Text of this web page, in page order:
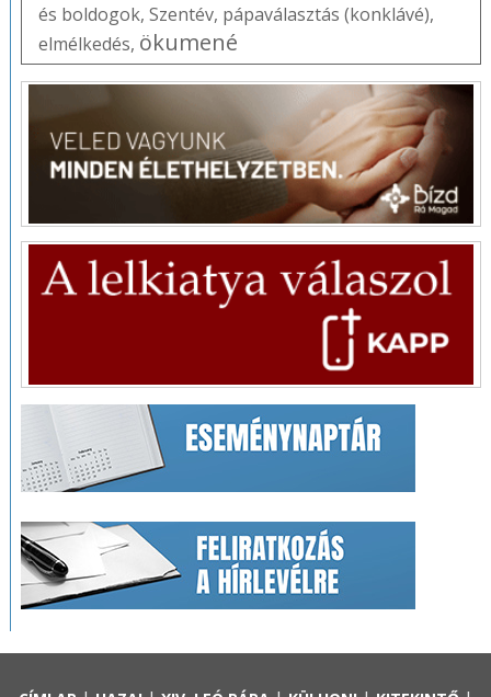
és boldogok, Szentév, pápaválasztás (konklávé),
elmélkedés, ökumené